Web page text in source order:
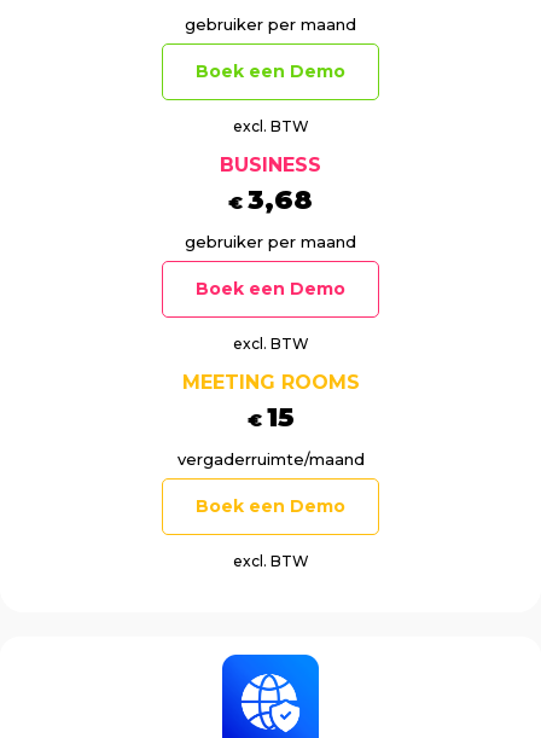
gebruiker per maand
Boek een Demo
excl. BTW
BUSINESS
€ 3,68
gebruiker per maand
Boek een Demo
excl. BTW
MEETING ROOMS
€ 15
vergaderruimte/maand
Boek een Demo
excl. BTW